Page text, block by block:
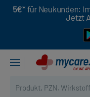
5€* für Neukunden:
Jetzt